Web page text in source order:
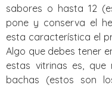
sabores o hasta 12
pone y conserva el
esta característica el
Algo que debes tener
estas vitrinas es, que
bachas (estos son